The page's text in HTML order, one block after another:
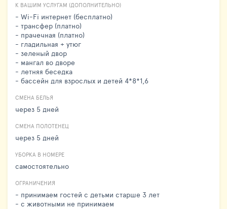
К ВАШИМ УСЛУГАМ (ДОПОЛНИТЕЛЬНО)
- Wi-Fi интернет (бесплатно)
- трансфер (платно)
- прачечная (платно)
- гладильная + утюг
- зеленый двор
- мангал во дворе
- летняя беседка
- бассейн для взрослых и детей 4*8*1,6
СМЕНА БЕЛЬЯ
через 5 дней
СМЕНА ПОЛОТЕНЕЦ
через 5 дней
УБОРКА В НОМЕРЕ
самостоятельно
ОГРАНИЧЕНИЯ
- принимаем гостей с детьми старше 3 лет
- с животными не принимаем